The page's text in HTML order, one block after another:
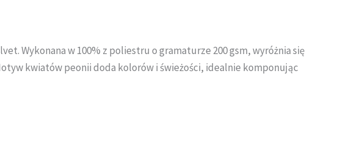
Wykonana w 100% z poliestru o gramaturze 200 gsm, wyróżnia się
kwiatów peonii doda kolorów i świeżości, idealnie komponując